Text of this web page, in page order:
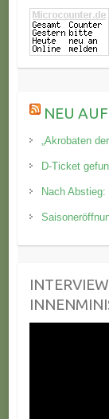
NEU
„Akrobaten
D-Ticket
Nach